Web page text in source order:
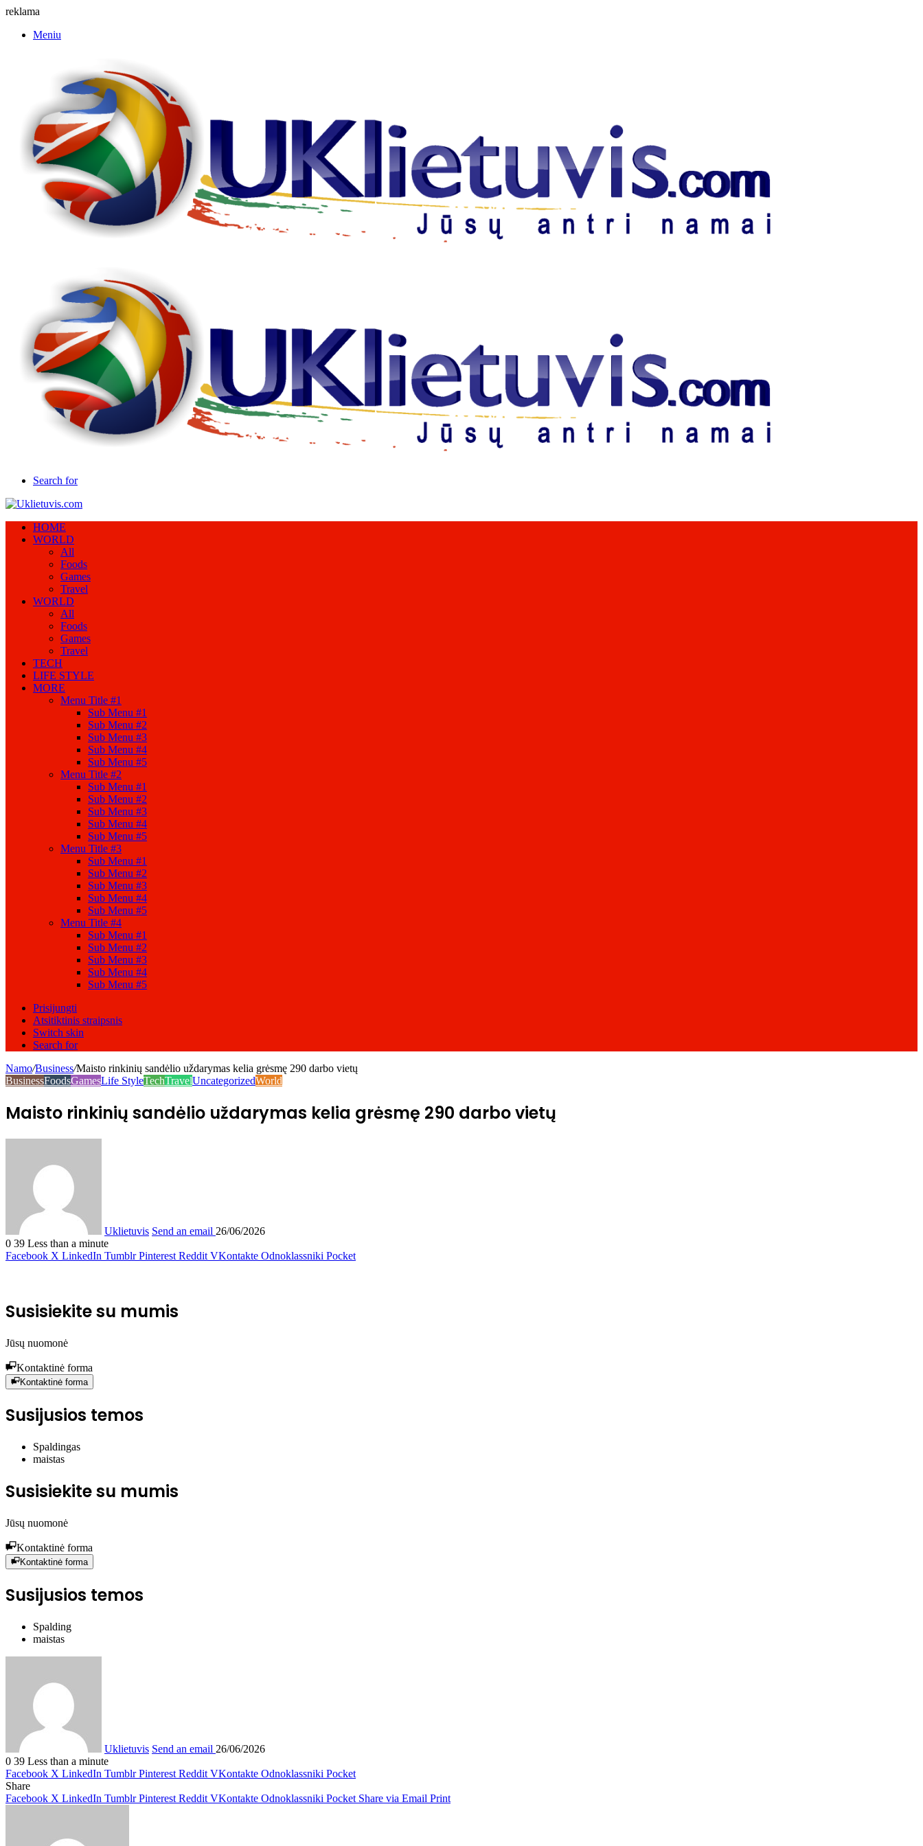
reklama
Meniu
Search for
HOME
WORLD
All
Foods
Games
Travel
WORLD
All
Foods
Games
Travel
TECH
LIFE STYLE
MORE
Menu Title #1
Sub Menu #1
Sub Menu #2
Sub Menu #3
Sub Menu #4
Sub Menu #5
Menu Title #2
Sub Menu #1
Sub Menu #2
Sub Menu #3
Sub Menu #4
Sub Menu #5
Menu Title #3
Sub Menu #1
Sub Menu #2
Sub Menu #3
Sub Menu #4
Sub Menu #5
Menu Title #4
Sub Menu #1
Sub Menu #2
Sub Menu #3
Sub Menu #4
Sub Menu #5
Prisijungti
Atsitiktinis straipsnis
Switch skin
Search for
Namo/Business/Maisto rinkinių sandėlio uždarymas kelia grėsmę 290 darbo vietų
BusinessFoodsGamesLife StyleTechTravelUncategorizedWorld
Maisto rinkinių sandėlio uždarymas kelia grėsmę 290 darbo vietų
Uklietuvis Send an email 26/06/2026
0 39 Less than a minute
Facebook X LinkedIn Tumblr Pinterest Reddit VKontakte Odnoklassniki Pocket
Susisiekite su mumis
Jūsų nuomonė
Kontaktinė forma
Kontaktinė forma
Susijusios temos
Spaldingas
maistas
Susisiekite su mumis
Jūsų nuomonė
Kontaktinė forma
Kontaktinė forma
Susijusios temos
Spalding
maistas
Uklietuvis Send an email 26/06/2026
0 39 Less than a minute
Facebook X LinkedIn Tumblr Pinterest Reddit VKontakte Odnoklassniki Pocket
Share
Facebook X LinkedIn Tumblr Pinterest Reddit VKontakte Odnoklassniki Pocket Share via Email Print